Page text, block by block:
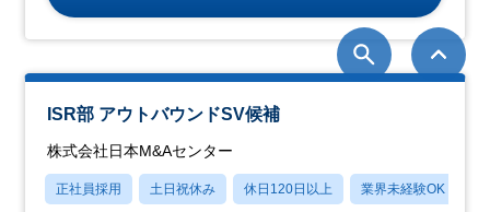
ISR部 アウトバウンドSV候補
株式会社日本M&Aセンター
正社員採用 土日祝休み 休日120日以上 業界未経験OK